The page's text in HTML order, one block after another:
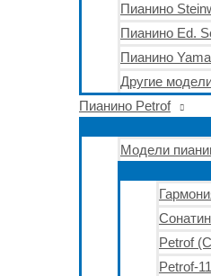
Пианино
Пианино Ed.
Пианино
Другие
Пианино Petrof
Модели
Petrof
Petrof-